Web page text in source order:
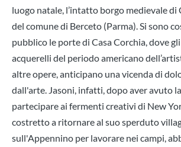
luogo natale, l’intatto borgo medievale di
del comune di Berceto (Parma). Si sono
pubblico le porte di Casa Corchia, dove
acquerelli del periodo americano
altre opere, anticipano una vicenda di
dall'arte. Jasoni, infatti, dopo aver avuto
partecipare ai fermenti creativi di New
costretto a ritornare al suo sperduto
sull'Appennino per lavorare nei campi,